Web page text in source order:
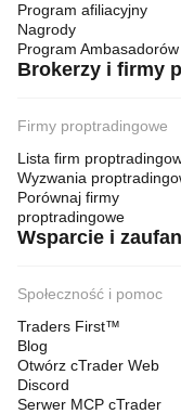
Program afiliacyjny
Nagrody
Program Ambasadorów
Brokerzy i firmy
Firmy proptradingowe
Lista firm
Wyzwania
Porównaj firmy
proptradingowe
Wsparcie i
Społeczność i pomoc
Traders First™
Blog
Otwórz cTrader Web
Discord
Serwer MCP cTrader